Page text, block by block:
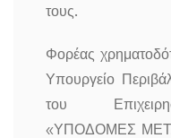
τους.
Φορέας
Υπουργείο
του
«ΥΠΟΔΟΜΕΣ